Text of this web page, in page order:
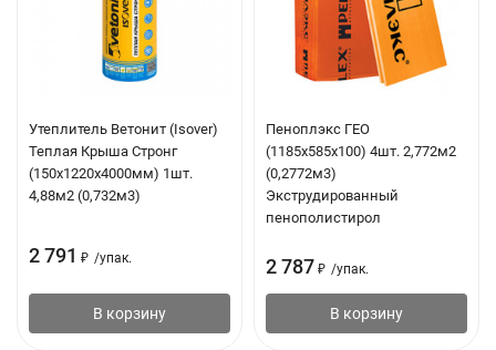
Утеплитель Ветонит (Isover)
Теплая Крыша Стронг
(150х1220х4000мм) 1шт.
4,88м2 (0,732м3)
2 791 ₽ /упак.
В корзину
Пеноплэкс ГЕО
(1185х585х100) 4шт. 2,772м2
(0,2772м3)
Экструдированный
пенополистирол
2 787 ₽ /упак.
В корзину